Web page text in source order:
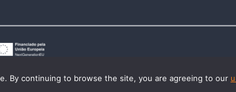
© 2026 Last2Ticket | All rights reserved
By continuing to browse the site, you are agreeing to our